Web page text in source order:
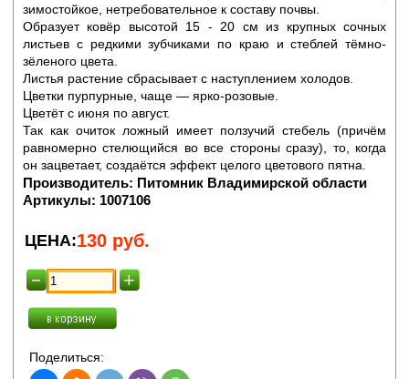
зимостойкое, нетребовательное к составу почвы.
Образует ковёр высотой 15 - 20 см из крупных сочных
листьев с редкими зубчиками по краю и стеблей тёмно-
зёленого цвета.
Листья растение сбрасывает с наступлением холодов.
Цветки пурпурные, чаще — ярко-розовые.
Цветёт с июня по август.
Так как очиток ложный имеет ползучий стебель (причём
равномерно стелющийся во все стороны сразу), то, когда
он зацветает, создаётся эффект целого цветового пятна.
Производитель: Питомник Владимирской области
Артикулы: 1007106
ЦЕНА:130 руб.
Поделиться: